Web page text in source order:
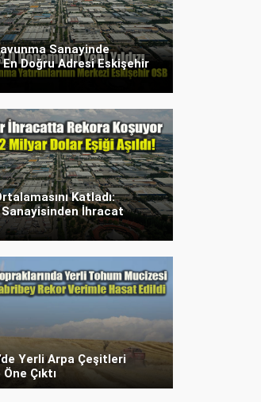
Sanayinde
En Doğru Adresi Eskişehir
Katladı:
İhracat
Yerli Arpa Çeşitleri
Çıktı